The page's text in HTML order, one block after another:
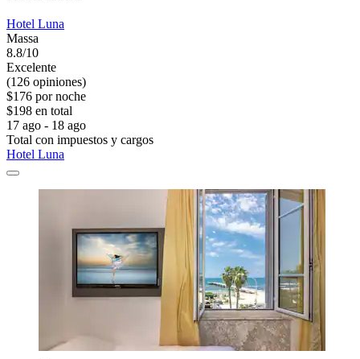
Hotel Luna
Massa
8.8/10
Excelente
(126 opiniones)
$176 por noche
$198 en total
17 ago - 18 ago
Total con impuestos y cargos
Hotel Luna